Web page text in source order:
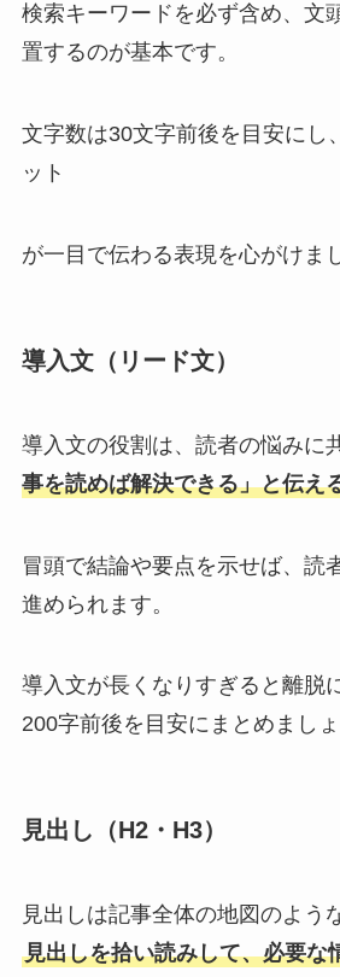
検索キーワードを必ず含め、文
置するのが基本です。
文字数は30文字前後を目安にし
ット
が一目で伝わる表現を心がけま
導入文（リード文）
導入文の役割は、読者の悩みに
事を読めば解決できる」と伝え
冒頭で結論や要点を示せば、読
進められます。
導入文が長くなりすぎると離脱
200字前後を目安にまとめましょ
見出し（H2・H3）
見出しは記事全体の地図のよう
見出しを拾い読みして、必要な